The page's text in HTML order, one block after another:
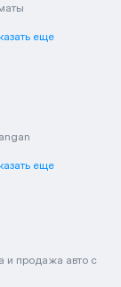
еще
еще
и продажа авто с